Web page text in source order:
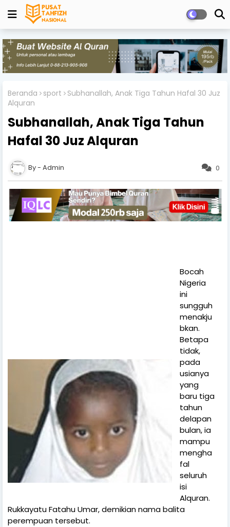
Beranda sport
Subhanallah, Anak Tiga Tahun Hafal 30 Juz
Alquran
Subhanallah, Anak Tiga Tahun
Hafal 30 Juz Alquran
0
Admin
Bocah
Nigeria
ini
sungguh
menakju
bkan.
Betapa
tidak,
pada
usianya
yang
baru tiga
tahun
delapan
bulan, ia
mampu
mengha
fal
seluruh
isi
Alquran.
Rukkayatu Fatahu Umar, demikian nama balita
perempuan tersebut.